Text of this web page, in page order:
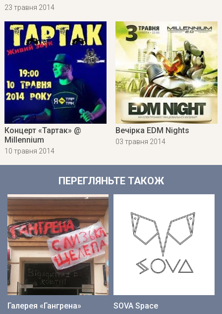
23 травня 2014
Концерт «Тартак» @
Millennium
10 травня 2014
Вечірка EDM Nights
03 травня 2014
ПЕРЕГЛЯНЬТЕ ТАКОЖ
Галерея «Гангрена» SOVA Space